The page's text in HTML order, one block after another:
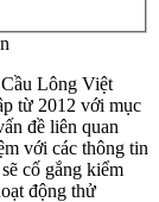
Lông Việt
từ 2012 với mục
đề liên quan
với các thông tin
cố gắng kiểm
động thử